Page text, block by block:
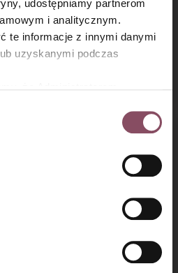
udostępniamy partnerom
i analitycznym.
te informacje z innymi danymi
uzyskanymi podczas
14/15 więcej
danych osobowych oraz
Polityce
Waniliowy sorbet